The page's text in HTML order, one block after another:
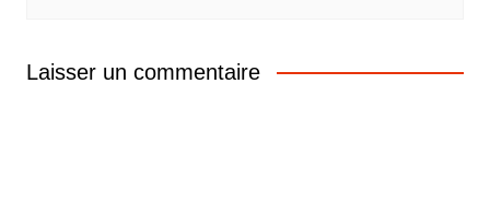
Laisser un commentaire